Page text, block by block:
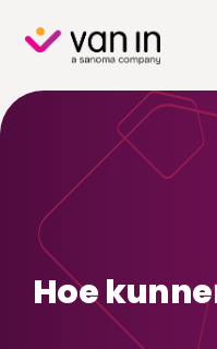
content
Hoe